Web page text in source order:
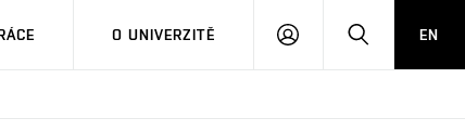
O UNIVERZITĚ
PŘIHLÁSIT HLEDATEN